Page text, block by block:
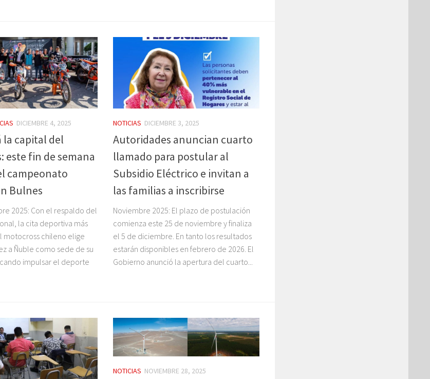
DICIEMBRE 4, 2025
la capital del
este fin de semana
campeonato
Bulnes
2025: Con el respaldo del
la cita deportiva más
motocross chileno elige
a Ñuble como sede de su
impulsar el deporte
NOTICIAS DICIEMBRE 3, 2025
Autoridades anuncian cuarto
llamado para postular al
Subsidio Eléctrico e invitan a
las familias a inscribirse
Noviembre 2025: El plazo de postulación
comienza este 25 de noviembre y finaliza
el 5 de diciembre. En tanto los resultados
estarán disponibles en febrero de 2026. El
Gobierno anunció la apertura del cuarto...
NOTICIAS NOVIEMBRE 28, 2025